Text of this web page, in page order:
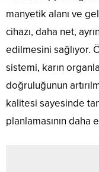
manyetik alanı ve
cihazı, daha net,
edilmesini sağlıyor.
sistemi, karın
doğruluğunun
kalitesi sayesinde
planlamasının daha